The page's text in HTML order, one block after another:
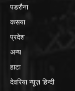
पडरौना
कसया
प्रदेश
अन्य
हाटा
देवरिया न्यूज़ हिन्दी